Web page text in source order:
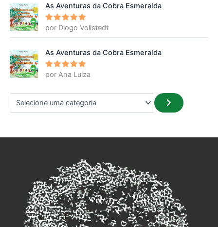
As Aventuras da Cobra Esmeralda
Avaliação
5
por Diogo Vollstedt
As Aventuras da Cobra Esmeralda
Avaliação
5
por Ana Luiza